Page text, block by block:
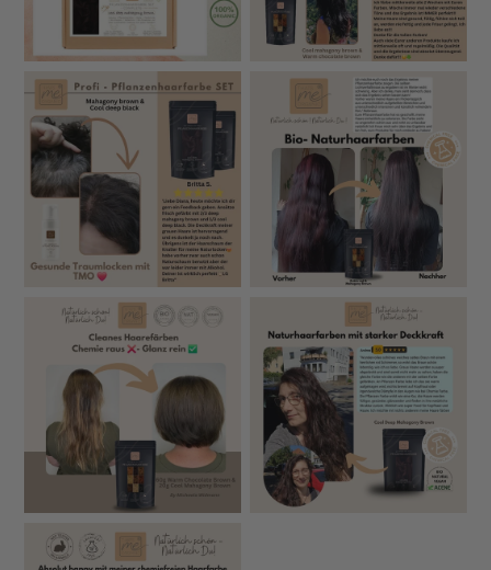
Dezenter Geruch
– Kundinnen berichten, sie
bekommenkeine Kopfschmerzen
Hergestellt in Deutschland
– verantwortungsvoll &
in eigener Produktion
📌Für gesunde Farben, sichtbar gepflegtes Haar und
ein rundum sicheres Gefühl.
🧪 Vergleich – Das macht unsere Pflanzenhaarfarbe
MERKMAL
UNSERE
PFLANZENHAARFARBE
OFT BEI
Vermahlung
Ultra-fein, puderartig → große
Oberfläche + gleichmäßige
Farbabdeckung
→
Zutatenqualität 100 % Bio-zertifiziert
Teilweise nicht
zertifiziert
Sicherheitsprüfungen
Schwermetalle, Pestizide,
Mikrobiologie – alle Rohstoffe
getestet
Prüfungen
oder nicht
Keine künstlichen Pigmente,
keine synthetischen Farbgeber
Synthetische
chemische
Vor-Vorbehandlung
Keine Vorpigmentierung nötig
– graues Haar wird direkt mit